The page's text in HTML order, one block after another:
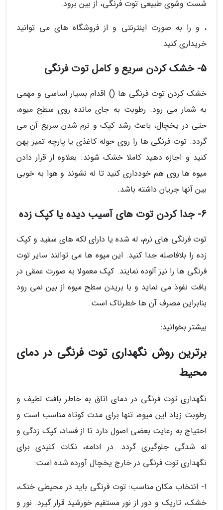
شست وشوی طبیعی توت فرنگی، از بین برود.
، و را به صورت اینترنتی و از فروشگاه های می توانید
خریداری کنید.
5- خشک کردن سریع و کامل توت فرنگی
خشک کردن توت فرنگی ها () اقدام بسیار اساسی و مهمی
به شمار می رود. رطوبت به جای مانده روی سطح میوه،
حتی در یخچال، باعث رشد کپک و نرم شدن سریع آن می
گردد. توت فرنگی ها را روی حوله کاغذی یا پارچه تمیز پهن
کنید و اجازه دهید کاملا خشک شوند. بعلاوه از قرار دادن
میوه ها روی هم خودداری کنید تا له نشوند و هوا به خوبی
بین آنها جریان داشته باشد.
6- جدا کردن توت های آسیب دیده یا کپک زده
توت فرنگی های نرم، له شده یا دارای لکه های سفید و کپک
زده را بلافاصله جدا کنید. این میوه ها می توانند سایر توت
فرنگی ها را نیز آلوده نمایند. کپک معمولا به صورت عمقی در
بافت نفوذ می نماید و با بریدن سطح میوه از بین نمی رود
بنابراین مصرف آن ها خطرناک است.
بیشتر بخوانید:
برترین روش نگهداری توت فرنگی در دمای
محیط
نگهداری توت فرنگی در دمای اتاق به خاطر بافت لطیف و
رطوبت زیاد این میوه، تنها برای مدت کوتاه مناسب است و
احتیاج به رعایت بعضی اصول دارد تا از فساد، کپک زدگی و
له شدگی جلوگیری گردد. در ادامه، نکات کلیدی برای
نگهداری توت فرنگی در خارج یخچال آورده شده است:
1- انتخاب مکان مناسب: توت فرنگی باید در محیطی خنک،
خشک، تاریک و دور از نور مستقیم خورشید قرار گیرد. نور و